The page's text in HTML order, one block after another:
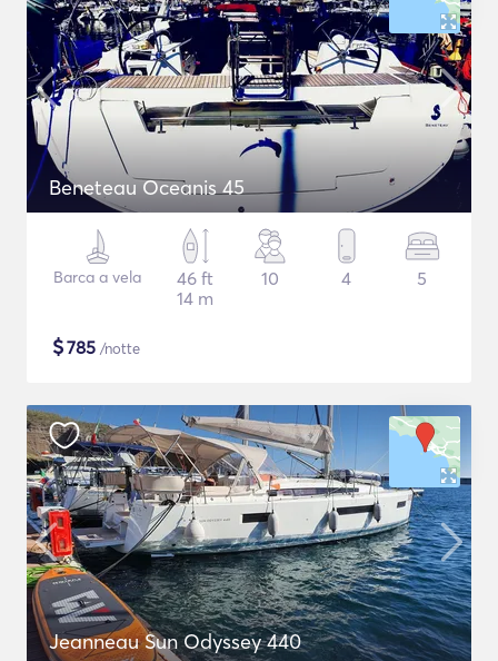
Beneteau Oceanis 45
Barca a vela
46 ft
14 m
10 4 5
$785 /notte
Jeanneau Sun Odyssey 440